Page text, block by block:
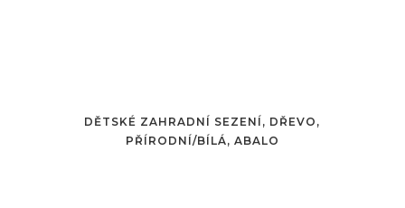
DĚTSKÉ ZAHRADNÍ SEZENÍ, DŘEVO,
PŘÍRODNÍ/BÍLÁ, ABALO